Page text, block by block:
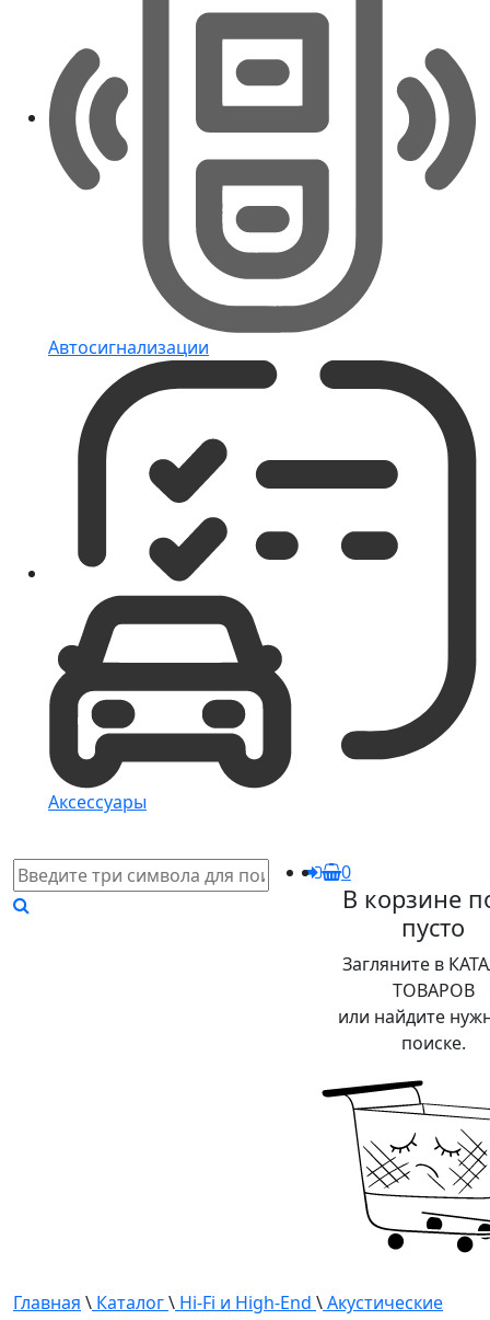
Автосигнализации
Аксессуары
0
В корзине
пусто
Загляните в
ТОВАРОВ
или найдите
поиске.
Главная \ Каталог\ Hi-Fi и High-End \Акустические